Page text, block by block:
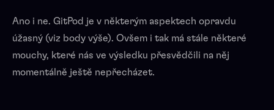
Ano i ne. GitPod je v některým aspektech opravdu
úžasný (viz body výše). Ovšem i tak má stále některé
mouchy, které nás ve výsledku přesvědčili na něj
momentálně ještě nepřecházet.